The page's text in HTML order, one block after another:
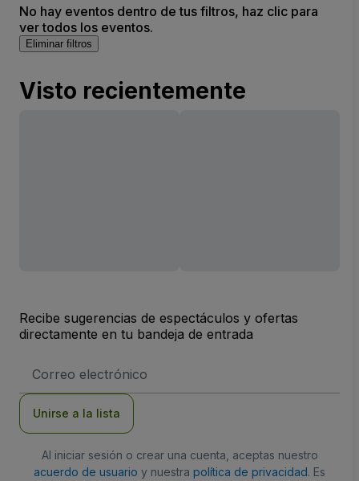
No hay eventos dentro de tus filtros, haz clic para
ver todos los eventos.
Eliminar filtros
Visto recientemente
Recibe sugerencias de espectáculos y ofertas
directamente en tu bandeja de entrada
de
Unirse a la lista
Al iniciar sesión o crear una cuenta, aceptas nuestro
acuerdo de usuario y nuestra política de privacidad. Es